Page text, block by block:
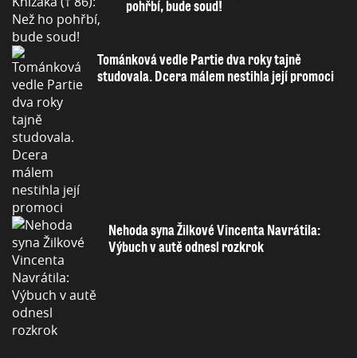
pohřbí, bude soud!
Tománková vedle Partie dva roky tajně
studovala. Dcera málem nestihla její promoci
Nehoda syna Žilkové Vincenta Navrátila:
Výbuch v autě odnesl rozkrok